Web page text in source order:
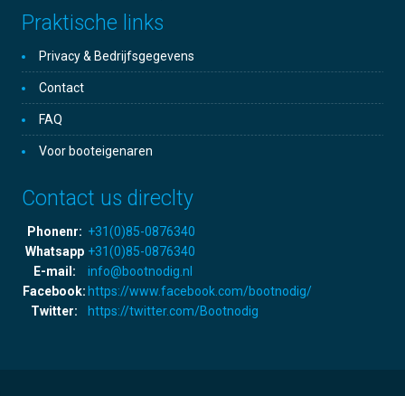
Praktische links
Privacy & Bedrijfsgegevens
Contact
FAQ
Voor booteigenaren
Contact us direclty
Phonenr: +31(0)85-0876340
Whatsapp +31(0)85-0876340
E-mail:
info@bootnodig.nl
Facebook: https://www.facebook.com/bootnodig/
Twitter:
https://twitter.com/Bootnodig